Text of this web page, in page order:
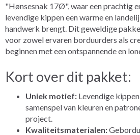
"Hønsesnak 17Ø", waar een prachtig
levendige kippen een warme en
handwerk brengt. Dit geweldige
voor zowel ervaren borduurders als
beginnen met een ontspannende en
Kort over dit pakket:
Uniek motief: Levendige
samenspel van kleuren en
project.
Kwaliteitsmaterialen: